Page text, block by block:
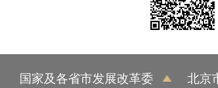
国家及各省市发展改革委 北京